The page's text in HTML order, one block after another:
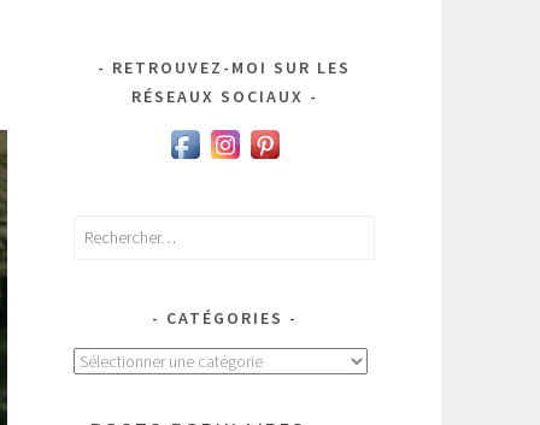
RETROUVEZ-MOI SUR LES
RÉSEAUX SOCIAUX
Rechercher :
CATÉGORIES
Catégories